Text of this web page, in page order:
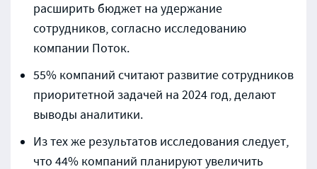
расширить бюджет на удержание
сотрудников, согласно исследованию
компании Поток.
55% компаний считают развитие сотрудников
приоритетной задачей на 2024 год, делают
выводы аналитики.
Из тех же результатов исследования следует,
что 44% компаний планируют увеличить